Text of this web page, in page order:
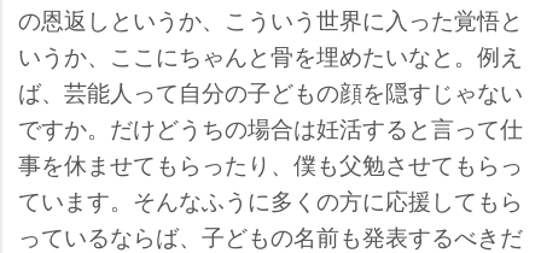
の恩返しというか、こういう世界に入った覚悟と
いうか、ここにちゃんと骨を埋めたいなと。例え
ば、芸能人って自分の子どもの顔を隠すじゃない
ですか。だけどうちの場合は妊活すると言って仕
事を休ませてもらったり、僕も父勉させてもらっ
ています。そんなふうに多くの方に応援してもら
っているならば、子どもの名前も発表するべきだ